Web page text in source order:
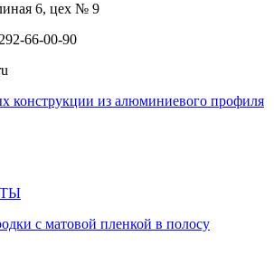
6, цех № 9
66-00-90
конструкции из алюминиевого профиля